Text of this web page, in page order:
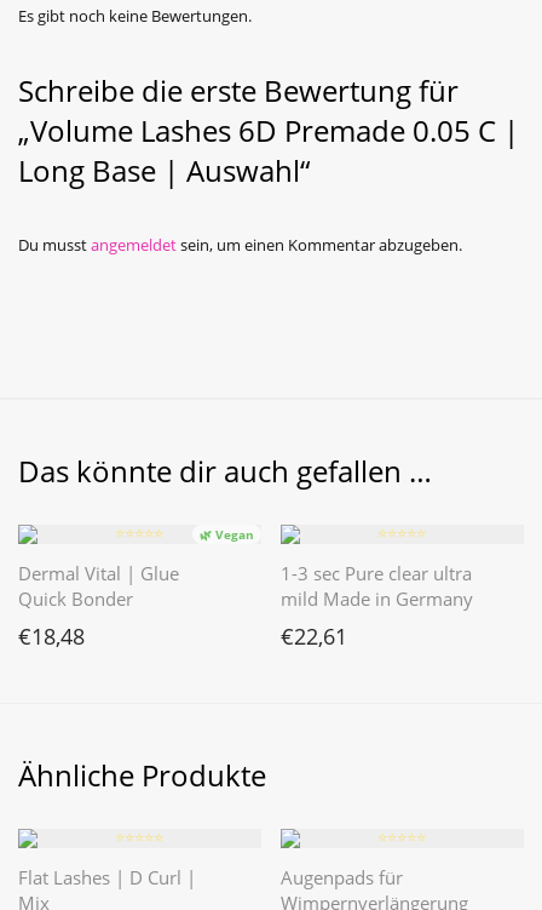
Es gibt noch keine Bewertungen.
Schreibe die erste Bewertung für
„Volume Lashes 6D Premade 0.05 C |
Long Base | Auswahl“
Du musstangemeldetsein, um einen Kommentar abzugeben.
Das könnte dir auch gefallen …
⭐️⭐️⭐️⭐️⭐️ 🌿 Vegan
Dermal Vital | Glue
Quick Bonder
€18,48
⭐️⭐️⭐️⭐️⭐️
1-3 sec Pure clear ultra
mild Made in Germany
€22,61
Ähnliche Produkte
⭐️⭐️⭐️⭐️⭐️
Flat Lashes | D Curl |
Mix
⭐️⭐️⭐️⭐️⭐️
Augenpads für
Wimpernverlängerung